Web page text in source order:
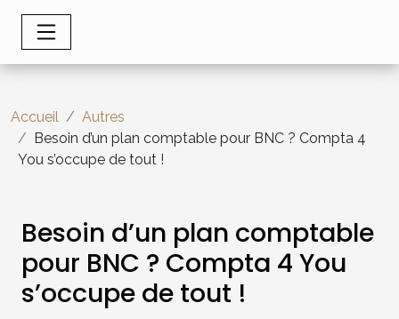
Accueil
Autres
Besoin d’un plan comptable pour BNC ? Compta 4
You s’occupe de tout !
Besoin d’un plan comptable
pour BNC ? Compta 4 You
s’occupe de tout !